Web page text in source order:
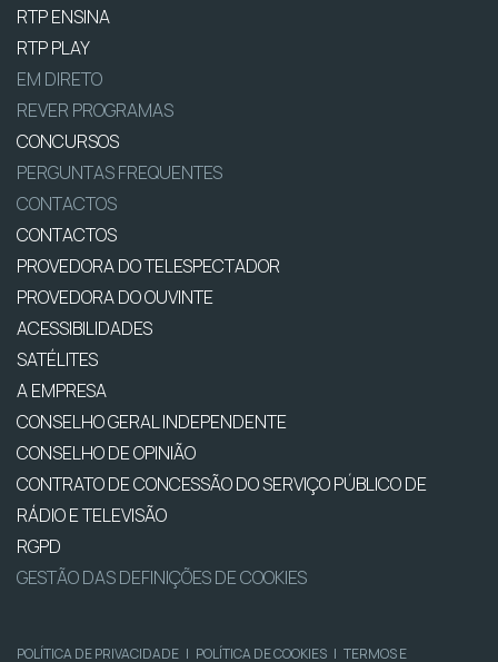
RTP ENSINA
RTP PLAY
EM DIRETO
REVER PROGRAMAS
CONCURSOS
PERGUNTAS FREQUENTES
CONTACTOS
CONTACTOS
PROVEDORA DO TELESPECTADOR
PROVEDORA DO OUVINTE
ACESSIBILIDADES
SATÉLITES
A EMPRESA
CONSELHO GERAL INDEPENDENTE
CONSELHO DE OPINIÃO
CONTRATO DE CONCESSÃO DO SERVIÇO PÚBLICO DE
RÁDIO E TELEVISÃO
RGPD
GESTÃO DAS DEFINIÇÕES DE COOKIES
POLÍTICA DE PRIVACIDADE | POLÍTICA DE COOKIES | TERMOS E